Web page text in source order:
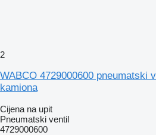
2
WABCO 4729000600 pneumatski
kamiona
Cijena na upit
Pneumatski ventil
4729000600